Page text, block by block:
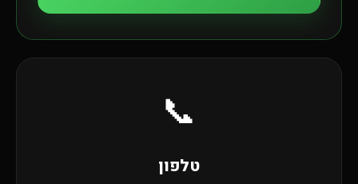
📞
טלפון